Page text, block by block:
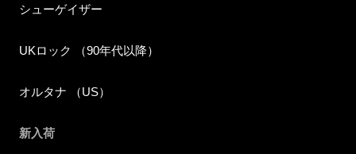
シューゲイザー
UKロック （90年代以降）
オルタナ （US）
新入荷